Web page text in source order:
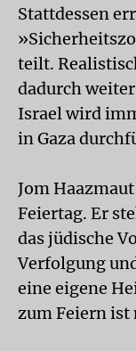
Stattdessen
teilt.
dadurch
Israel wird
in Gaza
Jom
Feiertag. Er
das jüdische
Verfolgung
eine eigene
zum Feiern